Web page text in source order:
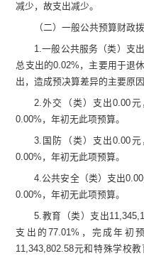
减少 ，故支出减少。
（二）一般公共预算财政
1.一般公共服务（类）支
总支出的0.02% ， 主要用于退
出，造成预决算差异的主要原
2.外交（类）支出0.00元
0.00% ，年初无此项预算。
3. 国防（类）支出0.00元
0.00% ，年初无此项预算。
4.公共安全（类）支出0.00
0.00% ，年初无此项预算。
5.教育（类）支出11,
支出的77.01% ， 完成年初
11,343,802.58元和特殊学校教